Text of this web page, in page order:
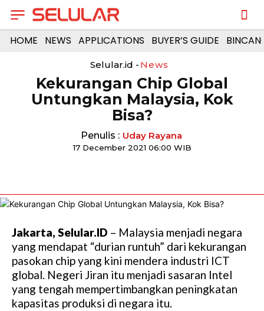
HOME NEWS APPLICATIONS BUYER’S GUIDE
Selular.id - News
Kekurangan Chip Global
Untungkan Malaysia, Kok
Bisa?
Penulis : Uday Rayana
17 December 2021 06:00 WIB
Jakarta, Selular.ID – Malaysia menjadi negara
yang mendapat “durian runtuh” dari kekurangan
pasokan chip yang kini mendera industri ICT
global. Negeri Jiran itu menjadi sasaran Intel
yang tengah mempertimbangkan peningkatan
kapasitas produksi di negara itu.